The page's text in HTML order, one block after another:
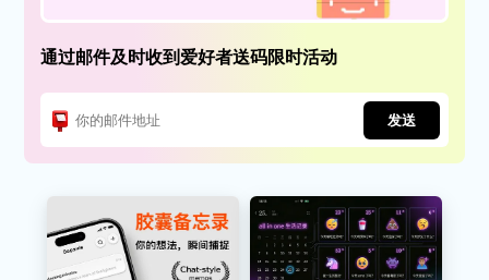
通过邮件及时收到爱好者送码限时活动
发送